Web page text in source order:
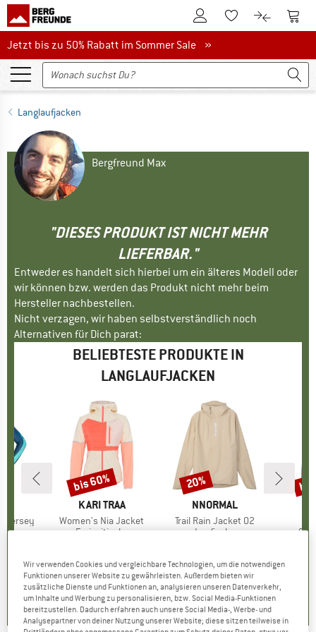
Zum KundenkontoZum Merkzettel.
Zum Zum
Jetzt bis zu 50% Rabatt im Sommer Sale
Jetzt bis zu 50% Rabatt im Sommer Sale »
Langlaufjacken
Bergfreund Max
"DIESES PRODUKT IST NICHT MEHR
LIEFERBAR."
Entweder es handelt sich hierbei um ein älteres Modell oder
wir können bzw. werden das Produkt nicht mehr beim
Hersteller nachbestellen.
Nicht verzagen, wir haben selbstverständlich noch
Alternativen für Dich parat:
BELIEBTESTE PRODUKTE IN
LANGLAUFJACKEN
Jersey
MARKE
KARI TRAA
Artikel
Women's Nia Jacket
Produktgruppe
Freizeitjacke
0,0(0)
Rabatt
bis 60%
MARKE
NNORMAL
Artikel
Trail Rain Jacket 02
Produktgruppe
Laufjacke
0,0(0)
Rabatt
20%
Wir verwenden Cookies und vergleichbare Technologien, um die notwendigen
Funktionen unserer Website zu gewährleisten. Außerdem bieten wir
zusätzliche Dienste und Funktionen an, analysieren unseren Datenverkehr,
um Inhalte und Werbung zu personalisieren, bzw. Social Media-Funktionen
bereitzustellen. Dadurch erfahren auch unsere Social Media-, Werbe- und
Analysepartner von deiner Nutzung unserer Website; diese sitzen teilweise in